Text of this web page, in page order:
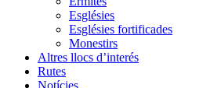
Esglésies
Esglésies fortificades
Monestirs
Altres llocs d’interés
Rutes